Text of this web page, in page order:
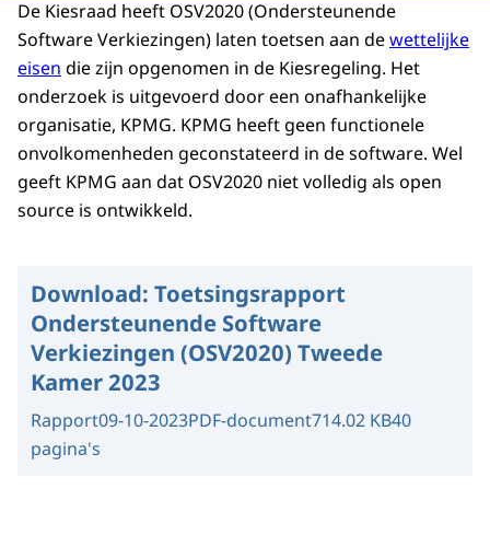
De Kiesraad heeft OSV2020 (Ondersteunende
Software Verkiezingen) laten toetsen aan dewettelijke
eisen die zijn opgenomen in de Kiesregeling. Het
onderzoek is uitgevoerd door een onafhankelijke
organisatie, KPMG. KPMG heeft geen functionele
onvolkomenheden geconstateerd in de software. Wel
geeft KPMG aan dat OSV2020 niet volledig als open
source is ontwikkeld.
Download: Toetsingsrapport
Ondersteunende Software
Verkiezingen (OSV2020) Tweede
Kamer 2023
Rapport09-10-2023PDF-document714.02 KB40
pagina's